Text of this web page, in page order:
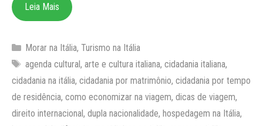
Leia Mais
Categorias
Morar na Itália, Turismo na Itália
Tags
agenda cultural, arte e cultura italiana, cidadania italiana,
cidadania na itália, cidadania por matrimônio, cidadania por tempo
de residência, como economizar na viagem, dicas de viagem,
direito internacional, dupla nacionalidade, hospedagem na Itália,